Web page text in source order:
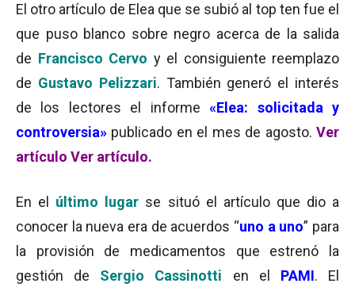
El otro artículo de Elea que se subió al top ten fue el
que puso blanco sobre negro acerca de la salida
de Francisco Cervo y el consiguiente reemplazo
de Gustavo Pelizzari. También generó el interés
de los lectores el informe «Elea: solicitada y
controversia» publicado en el mes de agosto. Ver
artículo Ver artículo.
En el último lugar se situó el artículo que dio a
conocer la nueva era de acuerdos “uno a uno” para
la provisión de medicamentos que estrenó la
gestión de Sergio Cassinotti en el PAMI. El